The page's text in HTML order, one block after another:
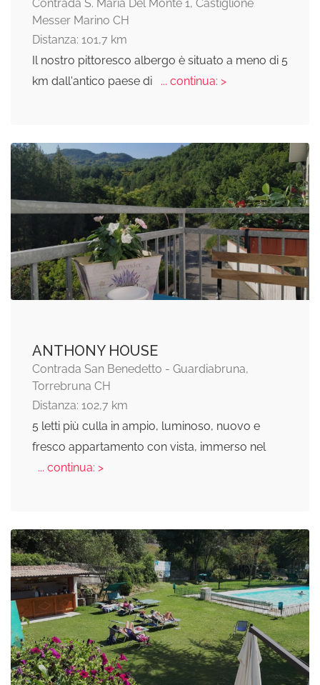
Contrada S. Maria Del Monte 1, Castiglione
Messer Marino CH
Distanza: 101,7 km
Il nostro pittoresco albergo è situato a meno di 5
km dall'antico paese di
... continua: >
ANTHONY HOUSE
Contrada San Benedetto - Guardiabruna,
Torrebruna CH
Distanza: 102,7 km
5 letti più culla in ampio, luminoso, nuovo e
fresco appartamento con vista, immerso nel
... continua: >